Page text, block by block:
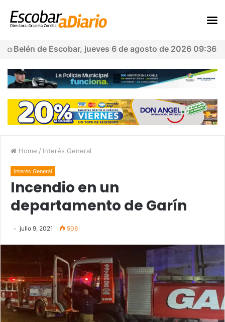
Belén de Escobar, jueves 6 de agosto de 2026 09:36
Home / Interés General
Interés General
Incendio en un
departamento de Garín
julio 9, 2021 506